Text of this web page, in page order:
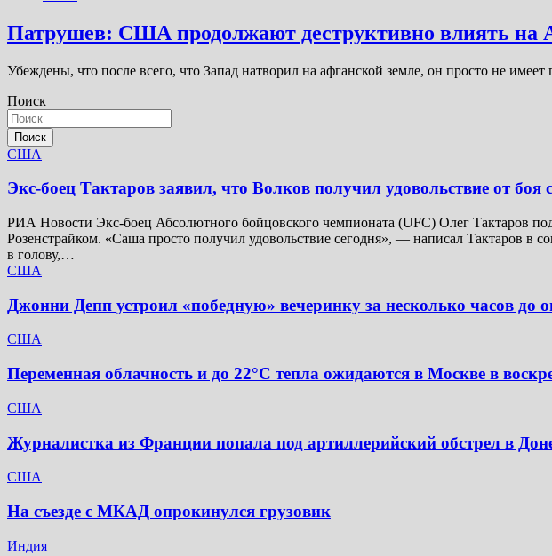
Патрушев: США продолжают деструктивно влиять на
Убеждены, что после всего, что Запад натворил на афганской земле, он просто не
Поиск
Поиск
США
Экс-боец Тактаров заявил, что Волков получил удовольствие от боя
РИА Новости Экс-боец Абсолютного бойцовского чемпионата (UFC) Олег Тактаров
Розенстрайком. «Саша просто получил удовольствие сегодня», — написал Тактаров в
в голову,…
США
Джонни Депп устроил «победную» вечеринку за несколько часов до
США
Переменная облачность и до 22°C тепла ожидаются в Москве в
США
Журналистка из Франции попала под артиллерийский обстрел в
США
На съезде с МКАД опрокинулся грузовик
Индия